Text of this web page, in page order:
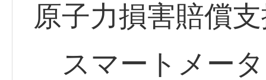
原子力損害賠償
スマートメー